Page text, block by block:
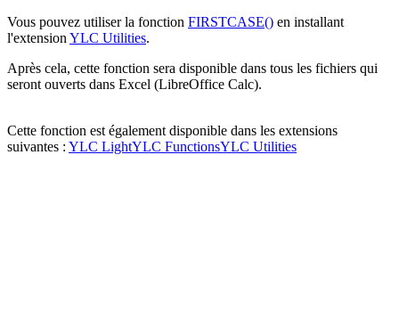
Vous pouvez utiliser la fonction FIRSTCASE() en installant
l'extension YLC Utilities.
Après cela, cette fonction sera disponible dans tous les fichiers qui
seront ouverts dans Excel (LibreOffice Calc).
Cette fonction est également disponible dans les extensions
suivantes : YLC LightYLC FunctionsYLC Utilities